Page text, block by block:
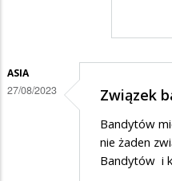
odpowiedzi
ASIA
27/08/2023 Związek
Bandytów
nie żaden
Bandytów i